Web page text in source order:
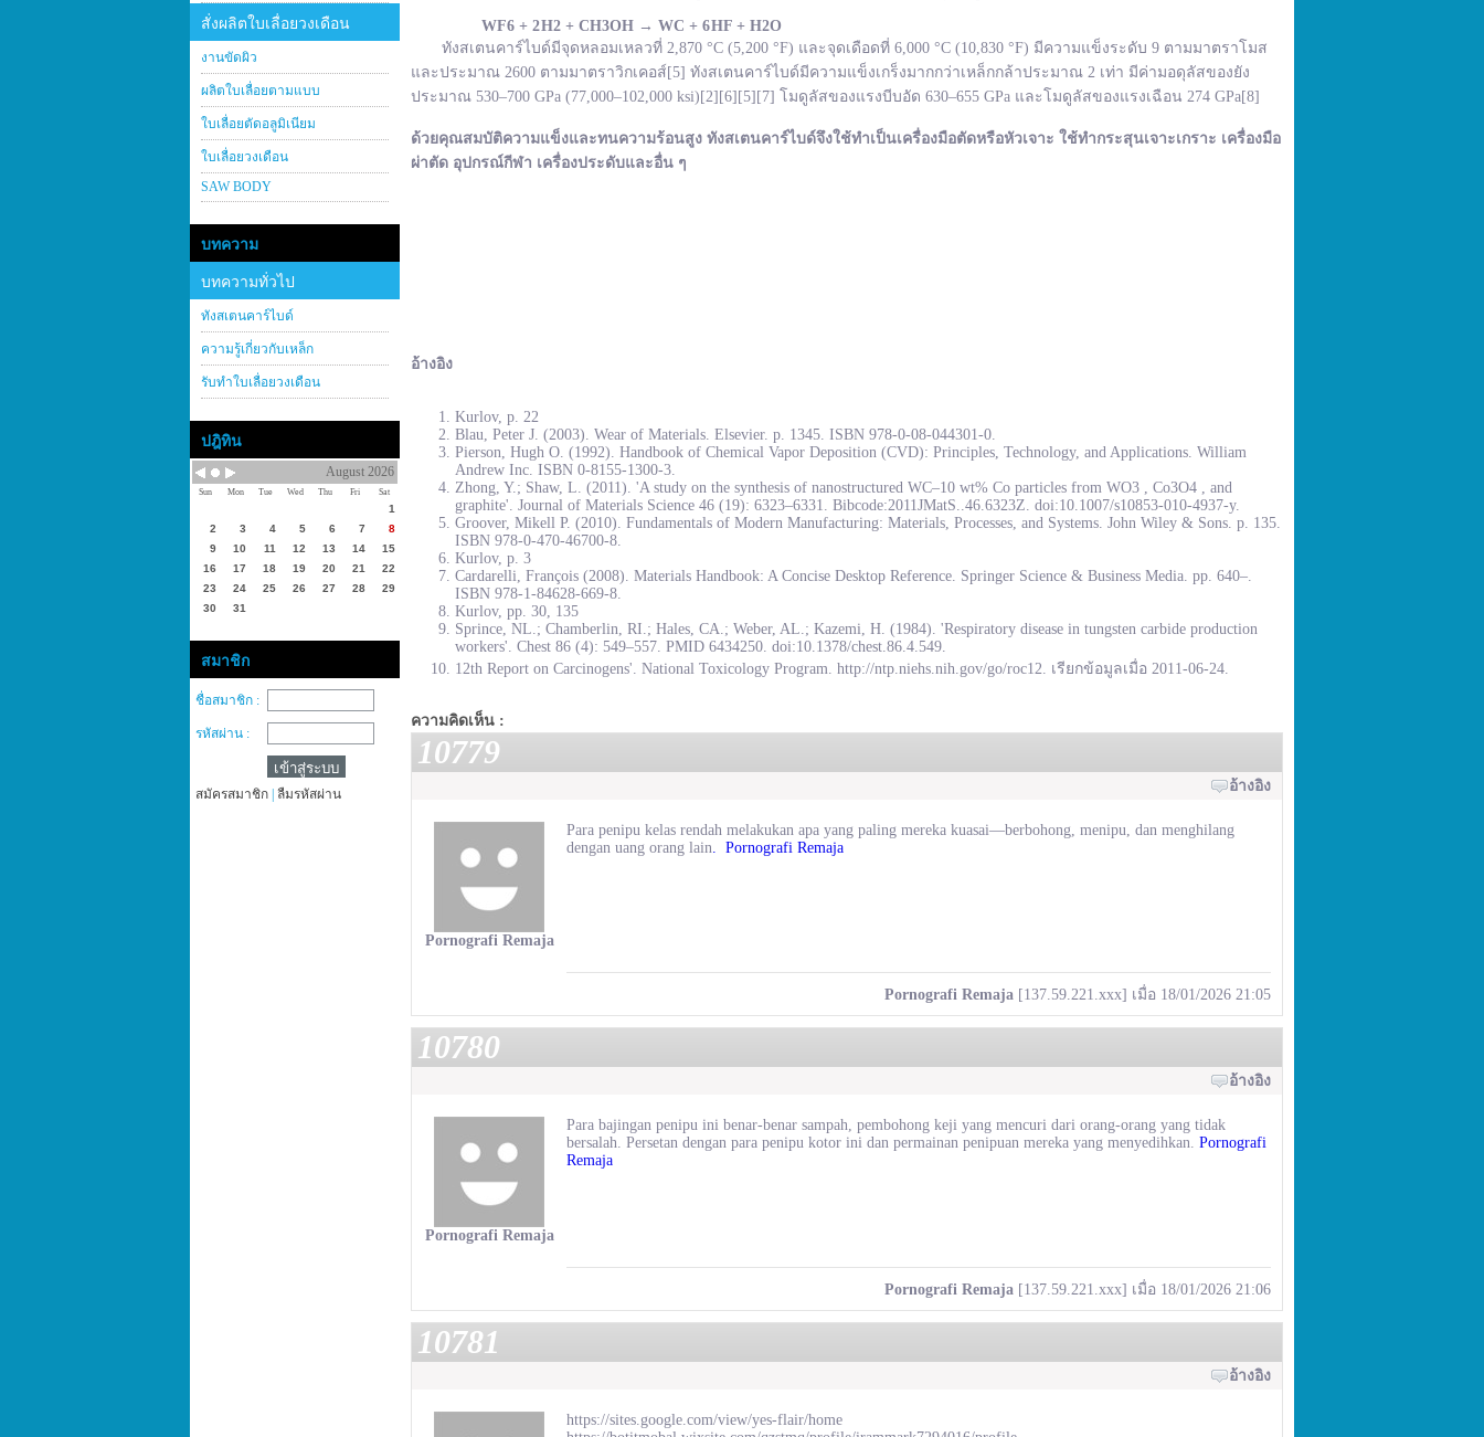
สั่งผลิตใบเลื่อยวงเดือน
งานขัดผิว
ผลิตใบเลื่อยตามแบบ
ใบเลื่อยตัดอลูมิเนียม
ใบเลื่อยวงเดือน
SAW BODY
บทความ
บทความทั่วไป
ทังสเตนคาร์ไบด์
ความรู้เกี่ยวกับเหล็ก
รับทำใบเลื่อยวงเดือน
ปฎิทิน
August 2026
Sun Mon Tue Wed Thu Fri Sat
1
2
3 4 5 6 7
8
9
10 11 12 13 14
15
16
17 18 19 20 21
22
23
24 25 26 27 28
29
30
31
สมาชิก
ชื่อสมาชิก :
รหัสผ่าน :
สมัครสมาชิก ลืมรหัสผ่าน
WF6 + 2 H2 + CH3OH → WC + 6 HF + H2O
ทังสเตนคาร์ไบด์มีจุดหลอมเหลวที่ 2,870 °C (5,200 °F) และจุดเดือดที่ 6,000 °C (10,830 °F) มีความแข็งระดับ 9 ตามมาตราโมส
และประมาณ 2600 ตามมาตราวิกเคอส์[5] ทังสเตนคาร์ไบด์มีความแข็งเกร็งมากกว่าเหล็กกล้าประมาณ 2 เท่า มีค่ามอดุลัสของยัง
ประมาณ 530–700 GPa (77,000–102,000 ksi)[2][6][5][7] โมดูลัสของแรงบีบอัด 630–655 GPa และโมดูลัสของแรงเฉือน 274 GPa[8]
ด้วยคุณสมบัติความแข็งและทนความร้อนสูง ทังสเตนคาร์ไบด์จึงใช้ทำเป็นเครื่องมือตัดหรือหัวเจาะ ใช้ทำกระสุนเจาะเกราะ เครื่องมือ
ผ่าตัด อุปกรณ์กีฬา เครื่องประดับและอื่น ๆ
อ้างอิง
Kurlov, p. 22
Blau, Peter J. (2003). Wear of Materials. Elsevier. p. 1345. ISBN 978-0-08-044301-0.
Pierson, Hugh O. (1992). Handbook of Chemical Vapor Deposition (CVD): Principles, Technology, and Applications. William
Andrew Inc. ISBN 0-8155-1300-3.
Zhong, Y.; Shaw, L. (2011). 'A study on the synthesis of nanostructured WC–10 wt% Co particles from WO3 , Co3O4 , and
graphite'. Journal of Materials Science 46 (19): 6323–6331. Bibcode:2011JMatS..46.6323Z. doi:10.1007/s10853-010-4937-y.
Groover, Mikell P. (2010). Fundamentals of Modern Manufacturing: Materials, Processes, and Systems. John Wiley & Sons. p. 135.
ISBN 978-0-470-46700-8.
Kurlov, p. 3
Cardarelli, François (2008). Materials Handbook: A Concise Desktop Reference. Springer Science & Business Media. pp. 640–.
ISBN 978-1-84628-669-8.
Kurlov, pp. 30, 135
Sprince, NL.; Chamberlin, RI.; Hales, CA.; Weber, AL.; Kazemi, H. (1984). 'Respiratory disease in tungsten carbide production
workers'. Chest 86 (4): 549–557. PMID 6434250. doi:10.1378/chest.86.4.549.
12th Report on Carcinogens'. National Toxicology Program. http://ntp.niehs.nih.gov/go/roc12. เรียกข้อมูลเมื่อ 2011-06-24.
ความคิดเห็น :
10779
อ้างอิง
Pornografi Remaja
Para penipu kelas rendah melakukan apa yang paling mereka kuasai—berbohong, menipu, dan menghilang
dengan uang orang lain. ​Pornografi Remaja
Pornografi Remaja [137.59.221.xxx] เมื่อ 18/01/2026 21:05
10780
อ้างอิง
Pornografi Remaja
Para bajingan penipu ini benar-benar sampah, pembohong keji yang mencuri dari orang-orang yang tidak
bersalah. Persetan dengan para penipu kotor ini dan permainan penipuan mereka yang menyedihkan. Pornografi
Remaja
Pornografi Remaja [137.59.221.xxx] เมื่อ 18/01/2026 21:06
10781
อ้างอิง
https://sites.google.com/view/yes-flair/home